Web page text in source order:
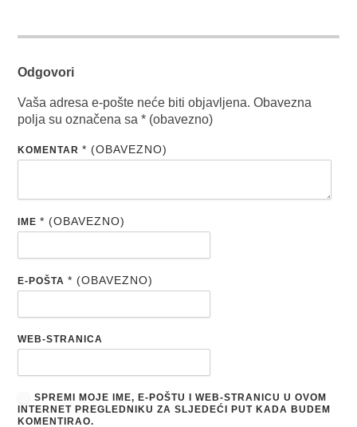
Odgovori
Vaša adresa e-pošte neće biti objavljena. Obavezna
polja su označena sa* (obavezno)
KOMENTAR* (OBAVEZNO)
IME* (OBAVEZNO)
E-POŠTA* (OBAVEZNO)
WEB-STRANICA
SPREMI MOJE IME, E-POŠTU I WEB-STRANICU U OVOM
INTERNET PREGLEDNIKU ZA SLJEDEĆI PUT KADA BUDEM
KOMENTIRAO.